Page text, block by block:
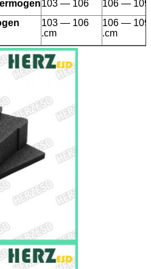
103 — 106
106 — 109
103 — 106
.cm
106 — 109
.cm